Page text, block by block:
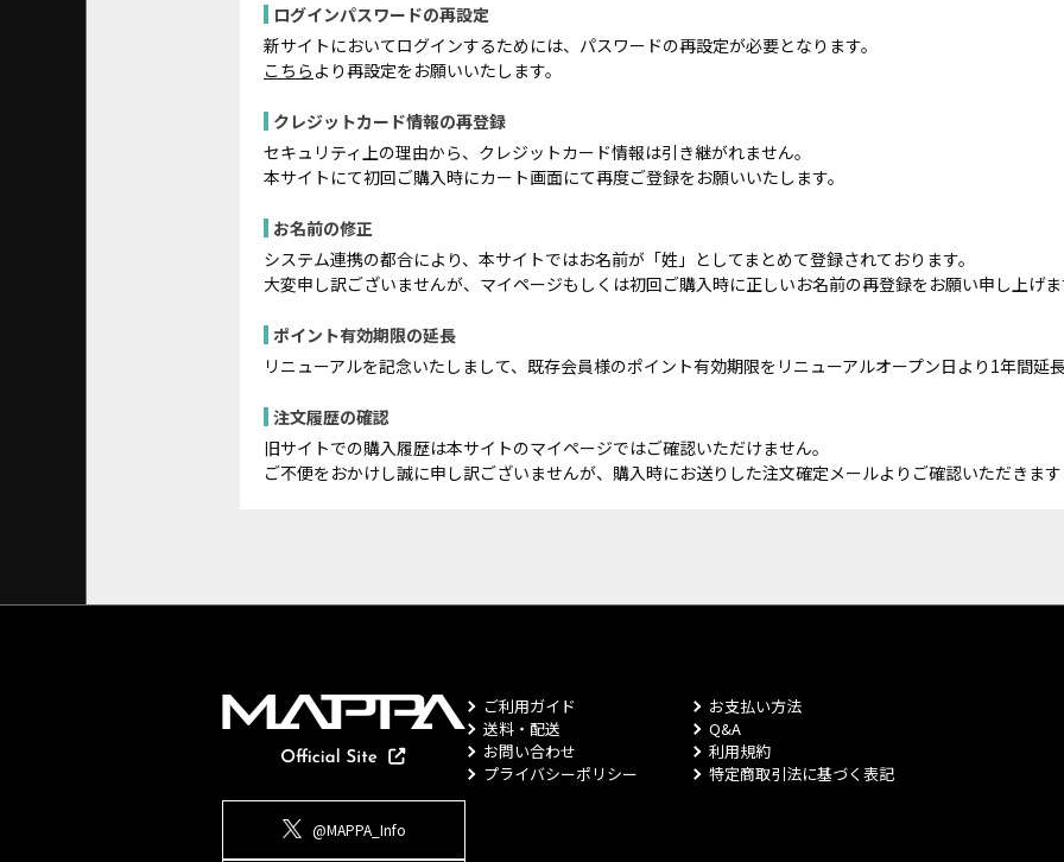
ログインパスワードの再設定
新サイトにおいてログインするためには、パスワードの再設定が必要となります。
こちら より再設定をお願いいたします。
クレジットカード情報の再登録
セキュリティ上の理由から、クレジットカード情報は引き継がれません。
本サイトにて初回ご購入時にカート画面にて再度ご登録をお願いいたします。
お名前の修正
システム連携の都合により、本サイトではお名前が「姓」としてまとめて登録されております。
大変申し訳ございませんが、マイページもしくは初回ご購入時に正しいお名前の再登録をお願い申し上げ
ポイント有効期限の延長
リニューアルを記念いたしまして、既存会員様のポイント有効期限をリニューアルオープン日より1年間延
注文履歴の確認
旧サイトでの購入履歴は本サイトのマイページではご確認いただけません。
ご不便をおかけし誠に申し訳ございませんが、購入時にお送りした注文確定メールよりご確認いただきま
@MAPPA_Info
ご利用ガイド
お支払い方法
送料・配送
Q&A
お問い合わせ
利用規約
プライバシーポリシー
特定商取引法に基づく表記